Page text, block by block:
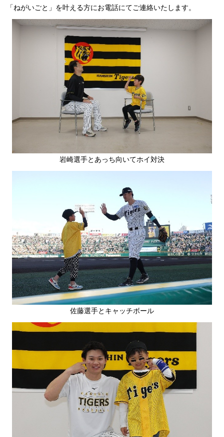
「ねがいごと」を叶える方にお電話にてご連絡いたします。
岩崎選手とあっち向いてホイ対決
佐藤選手とキャッチボール